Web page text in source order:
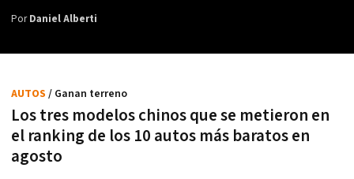
PorDaniel Alberti
Los tres modelos chinos que se metieron en
el ranking de los 10 autos más baratos en
agosto
AUTOS / Ganan terreno